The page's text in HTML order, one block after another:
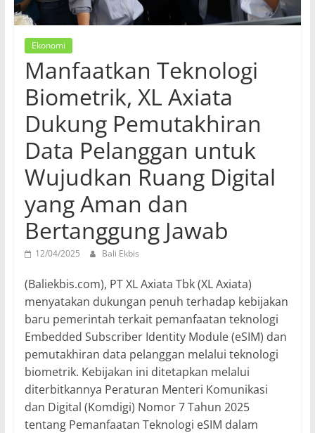
Ekonomi
Manfaatkan Teknologi
Biometrik, XL Axiata
Dukung Pemutakhiran
Data Pelanggan untuk
Wujudkan Ruang Digital
yang Aman dan
Bertanggung Jawab
12/04/2025 Bali Ekbis
(Baliekbis.com), PT XL Axiata Tbk (XL Axiata)
menyatakan dukungan penuh terhadap kebijakan
baru pemerintah terkait pemanfaatan teknologi
Embedded Subscriber Identity Module (eSIM) dan
pemutakhiran data pelanggan melalui teknologi
biometrik. Kebijakan ini ditetapkan melalui
diterbitkannya Peraturan Menteri Komunikasi
dan Digital (Komdigi) Nomor 7 Tahun 2025
tentang Pemanfaatan Teknologi eSIM dalam